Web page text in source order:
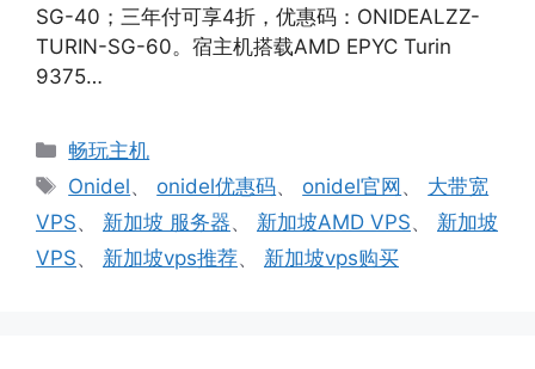
SG-40；三年付可享4折，优惠码：ONIDEALZZ-
TURIN-SG-60。宿主机搭载AMD EPYC Turin
9375…
分
类
畅玩主机
标
签
Onidel、 onidel优惠码、 onidel官网、 大带宽
VPS、 新加坡 服务器、 新加坡AMD VPS、 新加坡
VPS、 新加坡vps推荐、 新加坡vps购买